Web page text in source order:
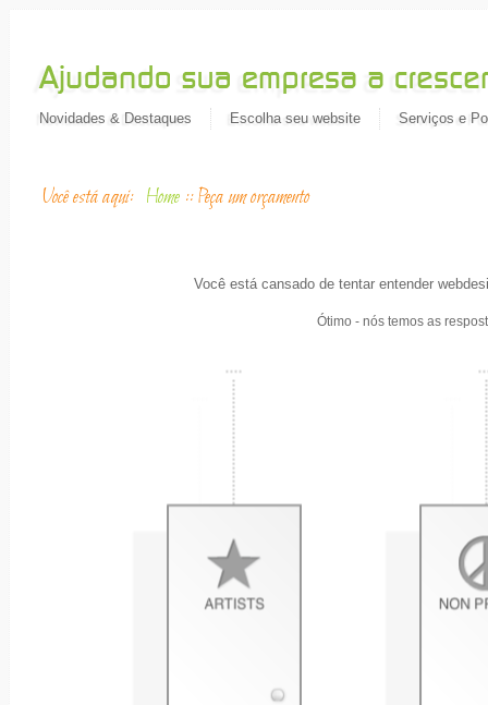
Novidades & Destaques Escolha seu website Serviços e
Você está aqui: Home ::Peça um orçamento
Você está cansado de tentar entender
Ótimo - nós temos as